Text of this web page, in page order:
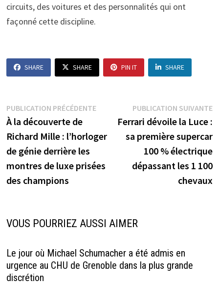
circuits, des voitures et des personnalités qui ont
façonné cette discipline.
SHARE SHARE PIN IT SHARE
Navigation
de
l’article
PUBLICATION PRÉCÉDENTEPublication
précédente :
À la découverte de
Richard Mille : l’horloger
de génie derrière les
montres de luxe prisées
des champions
PUBLICATION SUIVANTE
Ferrari dévoile la Luce :
sa première supercar
100 % électrique
dépassant les 1 100
chevaux
VOUS POURRIEZ AUSSI AIMER
Le jour où Michael Schumacher a été admis en
urgence au CHU de Grenoble dans la plus grande
discrétion